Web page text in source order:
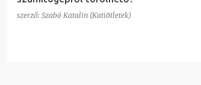
szerző: Szabó Katalin (Katiötletek)